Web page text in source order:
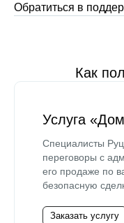
Обратиться в
Как
Услуга
Специалисты
переговоры с
его продаже по
безопасную
Заказать услугу